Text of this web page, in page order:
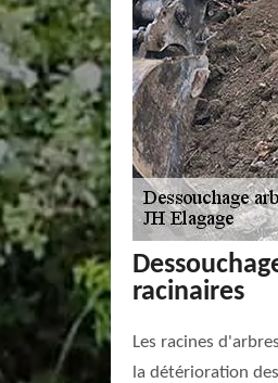
racinaires
Les racines
la détérioration